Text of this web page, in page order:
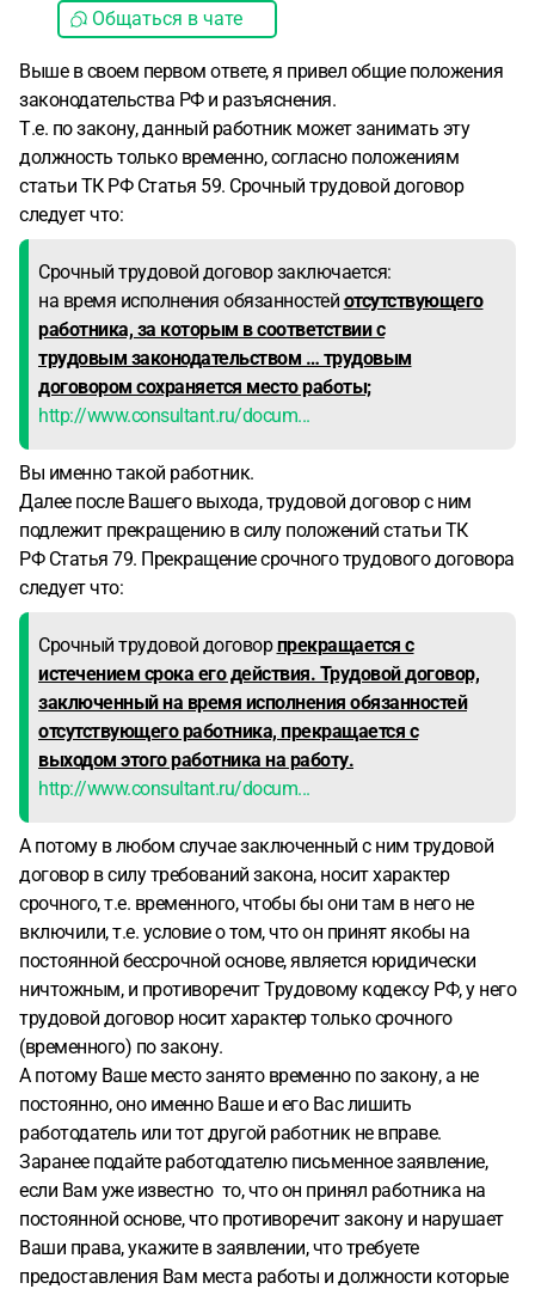
Общаться в чате
Выше в своем первом ответе, я привел общие положения
законодательства РФ и разъяснения.
Т.е. по закону, данный работник может занимать эту
должность только временно, согласно положениям
статьи ТК РФ Статья 59. Срочный трудовой договор
следует что:
Срочный трудовой договор заключается:
на время исполнения обязанностей отсутствующего
работника, за которым в соответствии с
трудовым законодательством … трудовым
договором сохраняется место работы;
http://www.consultant.ru/docum...
Вы именно такой работник.
Далее после Вашего выхода, трудовой договор с ним
подлежит прекращению в силу положений статьи ТК
РФ Статья 79. Прекращение срочного трудового договора
следует что:
Срочный трудовой договорпрекращается с
истечением срока его действия. Трудовой договор,
заключенный на время исполнения обязанностей
отсутствующего работника, прекращается с
выходом этого работника на работу.
http://www.consultant.ru/docum...
А потому в любом случае заключенный с ним трудовой
договор в силу требований закона, носит характер
срочного, т.е. временного, чтобы бы они там в него не
включили, т.е. условие о том, что он принят якобы на
постоянной бессрочной основе, является юридически
ничтожным, и противоречит Трудовому кодексу РФ, у него
трудовой договор носит характер только срочного
(временного) по закону.
А потому Ваше место занято временно по закону, а не
постоянно, оно именно Ваше и его Вас лишить
работодатель или тот другой работник не вправе.
Заранее подайте работодателю письменное заявление,
если Вам уже известно то, что он принял работника на
постоянной основе, что противоречит закону и нарушает
Ваши права, укажите в заявлении, что требуете
предоставления Вам места работы и должности которые